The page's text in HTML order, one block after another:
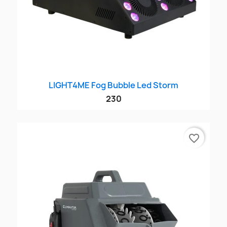
LIGHT4ME Fog Bubble Led Storm
230
favorite_border